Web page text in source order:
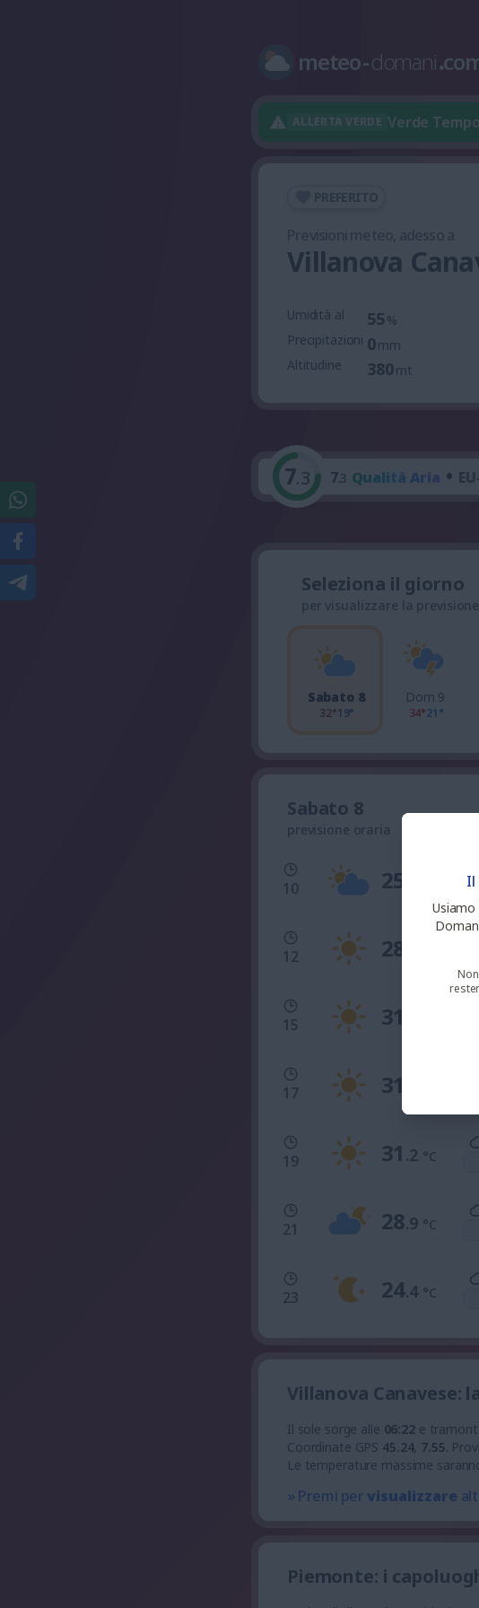
meteo-domani.
ALLERTA VERDE Verde
Villanova
Umidità al 55 %
Precipitazioni 0mm
Altitudine
380mt
7.3 7.3 Qualità Aria •
Seleziona il giorno
per visualizzare la
Sabato 8
32°19°
Dom 9
34°21°
Sabato 8
previsione oraria
10 25
12 28
15 31
17 31
19 31 .2 °C
21 28.9 °C
23 24.4°C
Villanova Canavese:
Il sole sorge alle 06:22e
Coordinate GPS 45.24, 7.55.
Le temperature massime
» Premi pervisualizzare
Piemonte: i
Il